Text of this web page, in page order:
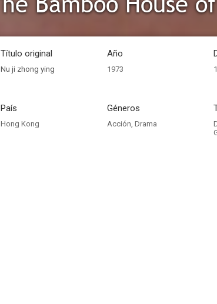
Título original
Nu ji zhong ying
Año
1973
País
Hong Kong
Géneros
Acción, Drama